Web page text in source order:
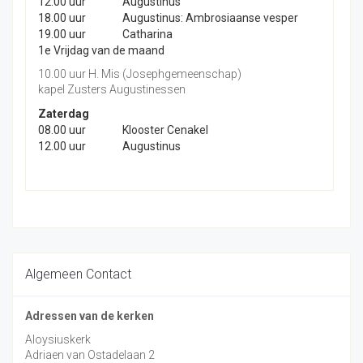
18.00 uur
Augustinus: Ambrosiaanse vesper
19.00 uur
Catharina
1e Vrijdag van de maand
10.00 uur H. Mis (Josephgemeenschap)
kapel Zusters Augustinessen
Zaterdag
08.00 uur
Klooster Cenakel
12.00 uur
Augustinus
Algemeen Contact
Adressen van de kerken
Aloysiuskerk
Adriaen van Ostadelaan 2